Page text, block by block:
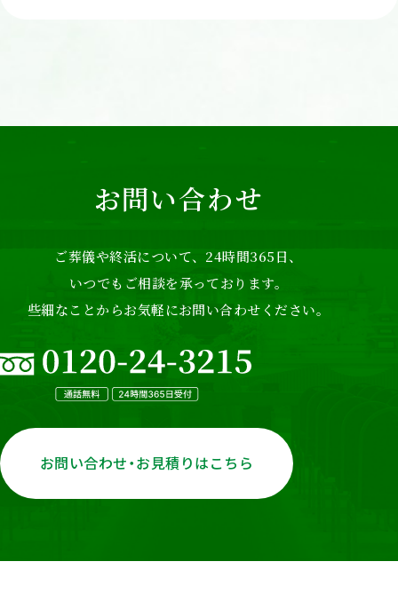
お問い合わせ
ご葬儀や終活について、24時間365日、
いつでもご相談を承っております。
些細なことからお気軽にお問い合わせください。
お問い合わせ・お見積りはこちら